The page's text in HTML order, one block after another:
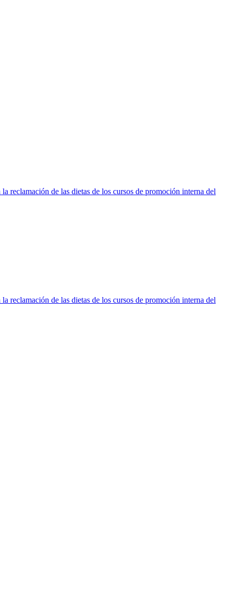
reclamación de las dietas de los cursos de promoción interna del
reclamación de las dietas de los cursos de promoción interna del